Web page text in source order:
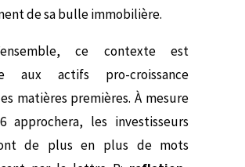
de sa bulle immobilière.
ce contexte est
aux actifs pro-croissance
matières premières. À mesure
approchera, les investisseurs
de plus en plus de mots